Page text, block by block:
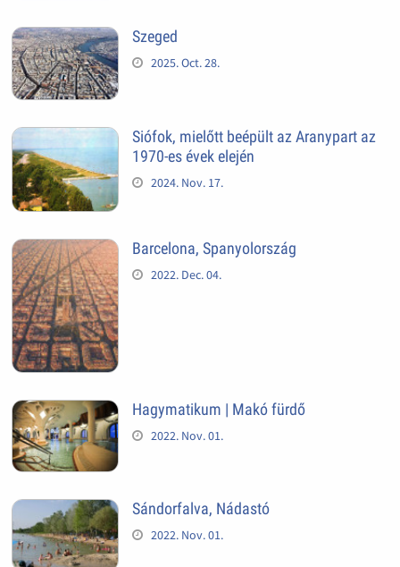
Szeged
2025. Oct. 28.
Siófok, mielőtt beépült az Aranypart az
1970-es évek elején
2024. Nov. 17.
Barcelona, Spanyolország
2022. Dec. 04.
Hagymatikum | Makó fürdő
2022. Nov. 01.
Sándorfalva, Nádastó
2022. Nov. 01.